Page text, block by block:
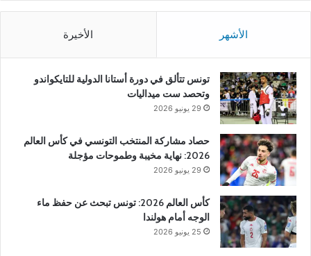
الأشهر الأخيرة
تونس تتألق في دورة أستانا الدولية للتايكواندو
وتحصد ست ميداليات
29 يونيو 2026
حصاد مشاركة المنتخب التونسي في كأس العالم
2026: نهاية مخيبة وطموحات مؤجلة
29 يونيو 2026
كأس العالم 2026: تونس تبحث عن حفظ ماء
الوجه أمام هولندا
25 يونيو 2026